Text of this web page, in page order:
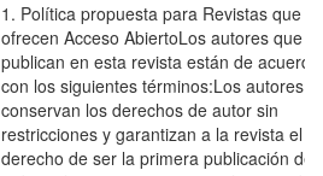
1. Política propuesta para Revistas que
ofrecen Acceso AbiertoLos autores que
publican en esta revista están de acuerdo
con los siguientes términos:Los autores
conservan los derechos de autor sin
restricciones y garantizan a la revista el
derecho de ser la primera publicación del